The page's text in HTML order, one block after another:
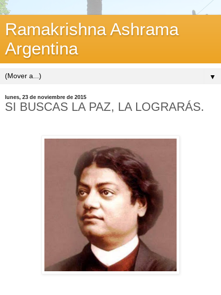
Ramakrishna Ashrama
Argentina
▼
lunes, 23 de noviembre de 2015
SI BUSCAS LA PAZ, LA LOGRARÁS.